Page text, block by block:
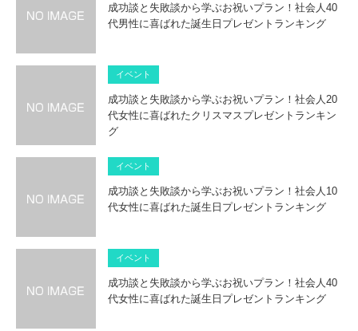
成功談と失敗談から学ぶお祝いプラン！社会人40
代男性に喜ばれた誕生日プレゼントランキング
イベント
成功談と失敗談から学ぶお祝いプラン！社会人20
代女性に喜ばれたクリスマスプレゼントランキン
グ
イベント
成功談と失敗談から学ぶお祝いプラン！社会人10
代女性に喜ばれた誕生日プレゼントランキング
イベント
成功談と失敗談から学ぶお祝いプラン！社会人40
代女性に喜ばれた誕生日プレゼントランキング